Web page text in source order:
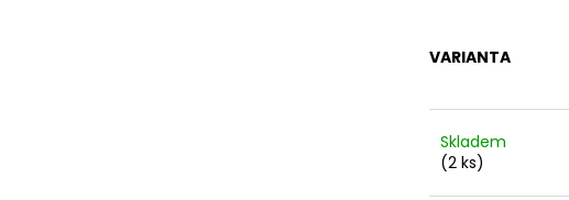
VARIANTA
Skladem
(2 ks)